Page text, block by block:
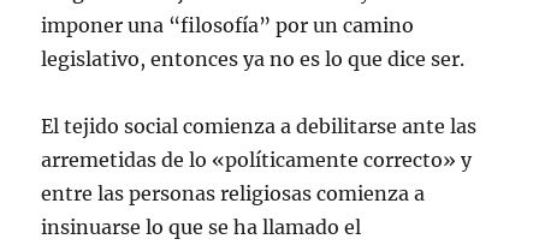
imponer una “filosofía” por un camino
legislativo, entonces ya no es lo que dice ser.
El tejido social comienza a debilitarse ante las
arremetidas de lo «políticamente correcto» y
entre las personas religiosas comienza a
insinuarse lo que se ha llamado el